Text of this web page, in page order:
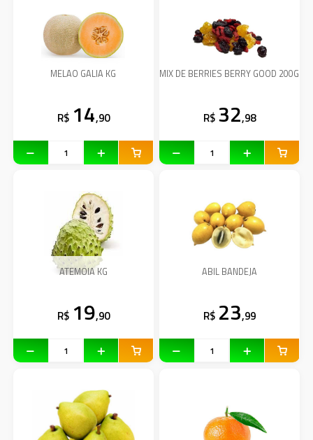
MELAO GALIA KG
R$ 14,90
MIX DE BERRIES BERRY GOOD 200G
R$ 32,98
ATEMOIA KG
R$ 19,90
ABIL BANDEJA
R$ 23,99